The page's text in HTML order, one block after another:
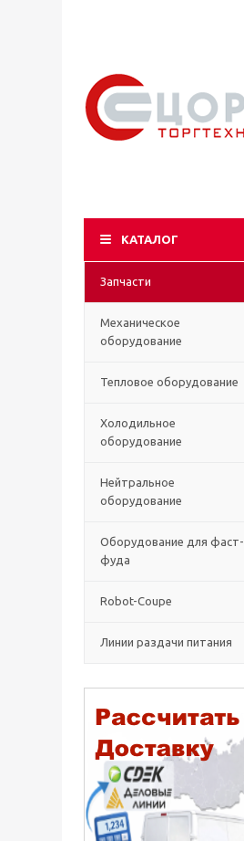
КАТАЛОГ
Запчасти
Механическое
оборудование
Тепловое оборудование
Холодильное
оборудование
Нейтральное
оборудование
Оборудование для фаст-
фуда
Robot-Coupe
Линии раздачи питания